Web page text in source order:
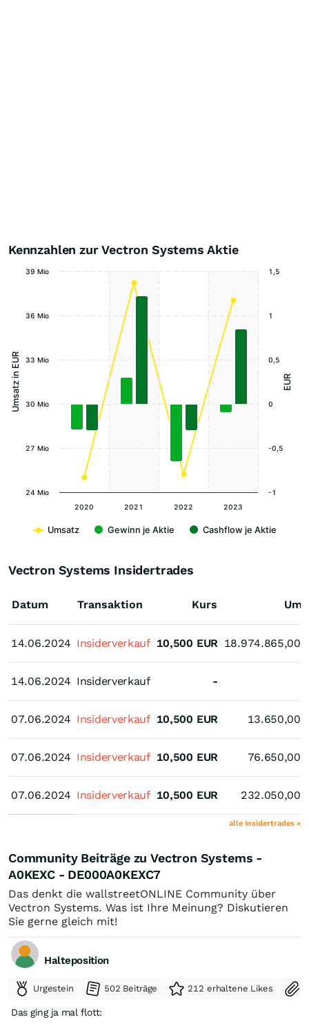
Kennzahlen zur Vectron Systems Aktie
Umsatz in EUR EUR
Umsatz Gewinn je Aktie Cashflow je Aktie
2020 2021 2022 2023
24 Mio
27 Mio
30 Mio
33 Mio
36 Mio
39 Mio
-1
-0,5
0
0,5
1
1,5
Vectron Systems Insidertrades
Datum
14.06.2024
14.06.2024
07.06.2024
07.06.2024
07.06.2024
Transaktion Kurs
14.06.2024 Insiderverkauf 10,500 EUR 18.974.865,00
14.06.2024 Insiderverkauf -
07.06.2024 Insiderverkauf 10,500 EUR 13.650,00
07.06.2024 Insiderverkauf 10,500 EUR 76.650,00
07.06.2024 Insiderverkauf 10,500 EUR 232.050,00
alle Insidertrades »
Community Beiträge zu Vectron Systems -
A0KEXC - DE000A0KEXC7
Das denkt die wallstreetONLINE Community über
Vectron Systems. Was ist Ihre Meinung? Diskutieren
Sie gerne gleich mit!
Halteposition
Urgestein 502 Beiträge 212 erhaltene Likes
Das ging ja mal flott: